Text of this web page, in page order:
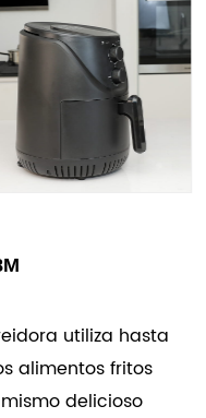
utiliza hasta
alimentos fritos
delicioso